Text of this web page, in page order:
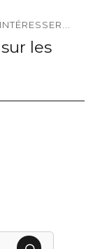
les